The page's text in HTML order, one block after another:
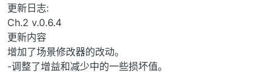
更新日志:
Ch.2 v.0.6.4
更新内容
增加了场景修改器的改动。
-调整了增益和减少中的一些损坏值。